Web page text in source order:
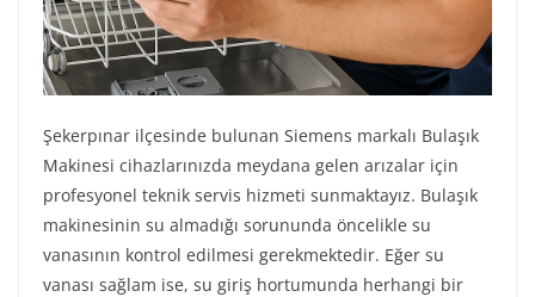
Şekerpınar ilçesinde bulunan Siemens markalı Bulaşık
Makinesi cihazlarınızda meydana gelen arızalar için
profesyonel teknik servis hizmeti sunmaktayız. Bulaşık
makinesinin su almadığı sorununda öncelikle su
vanasının kontrol edilmesi gerekmektedir. Eğer su
vanası sağlam ise, su giriş hortumunda herhangi bir